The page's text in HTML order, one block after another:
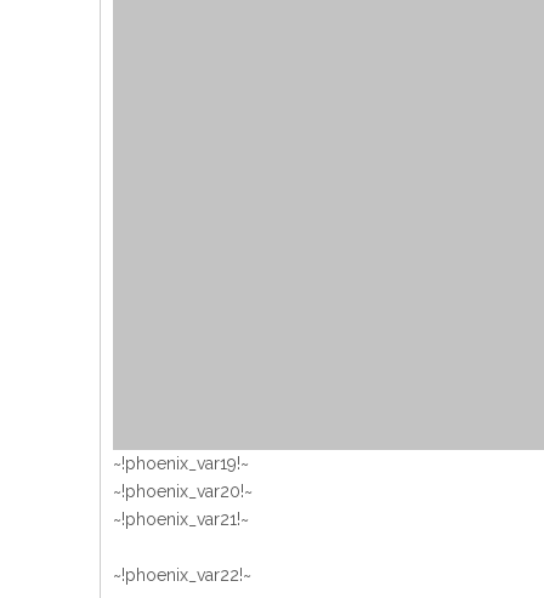
~!phoenix_var19!~
~!phoenix_var20!~
~!phoenix_var21!~
~!phoenix_var22!~